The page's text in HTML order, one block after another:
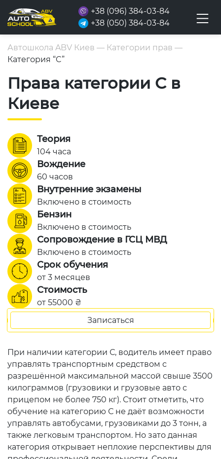
+38 (096) 384-03-84
+38 (050) 384-03-84
Автошкола ABV Киев — Категории прав —
Категория “C”
Права категории С в
Киеве
Теория
104 часа
Вождение
60 часов
Внутренние экзамены
Включено в стоимость
Бензин
Включено в стоимость
Сопровождение в ГСЦ МВД
Включено в стоимость
Срок обучения
от 3 месяцев
Стоимость
от 55000 ₴
Записаться
При наличии категории С, водитель имеет право
управлять транспортным средством с
разрешённой максимальной массой свыше 3500
килограммов (грузовики и грузовые авто с
прицепом не более 750 кг). Стоит отметить, что
обучение на категорию С не даёт возможности
управлять автобусами, грузовиками до 3 тонн, а
также легковым транспортом. Но зато данная
категория открывает неплохие перспективы для